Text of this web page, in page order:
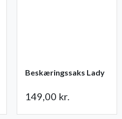
Beskæringssaks Lady
149,00 kr.